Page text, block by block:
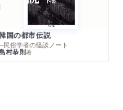
国の都市伝説
民俗学者の怪談ノート
村恭則著